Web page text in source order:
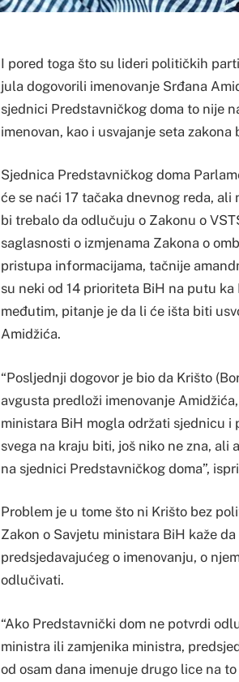
I pored toga što su lideri političkih
jula dogovorili imenovanje Srđana
sjednici Predstavničkog doma to nije
imenovan, kao i usvajanje seta
Sjednica Predstavničkog doma
će se naći 17 tačaka dnevnog reda,
bi trebalo da odlučuju o Zakonu o
saglasnosti o izmjenama Zakona o
pristupa informacijama, tačnije
su neki od 14 prioriteta BiH na putu
međutim, pitanje je da li će išta biti
Amidžića.
“Posljednji dogovor je bio da Krišto
avgusta predloži imenovanje
ministara BiH mogla održati sjednicu i
svega na kraju biti, još niko ne zna, ali
na sjednici Predstavničkog doma”,
Problem je u tome što ni Krišto bez
Zakon o Savjetu ministara BiH kaže
predsjedavajućeg o imenovanju, o
odlučivati.
“Ako Predstavnički dom ne potvrdi
ministra ili zamjenika ministra,
od osam dana imenuje drugo lice na